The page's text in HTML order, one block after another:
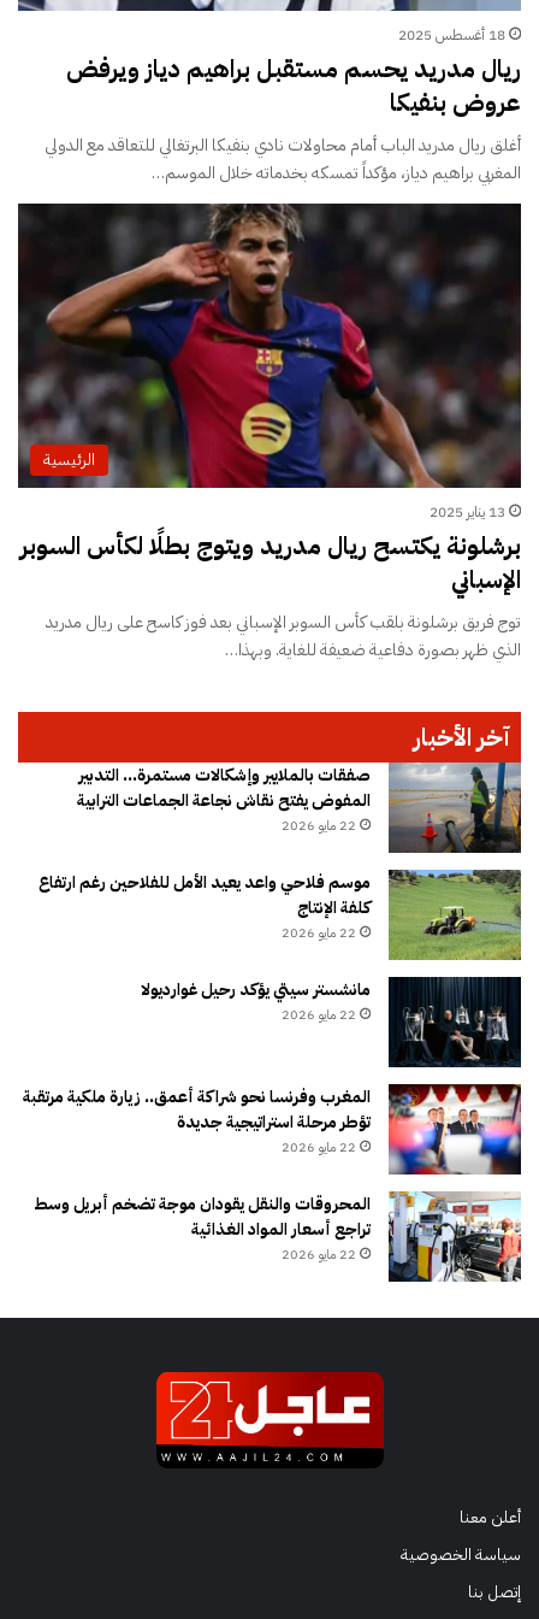
18 أغسطس 2025
ريال مدريد يحسم مستقبل براهيم دياز ويرفض
عروض بنفيكا
أغلق ريال مدريد الباب أمام محاولات نادي بنفيكا البرتغالي للتعاقد مع الدولي
المغربي براهيم دياز، مؤكداً تمسكه بخدماته خلال الموسم…
الرئيسية
13 يناير 2025
برشلونة يكتسح ريال مدريد ويتوج بطلًا لكأس السوبر
الإسباني
توج فريق برشلونة بلقب كأس السوبر الإسباني بعد فوز كاسح على ريال مدريد
الذي ظهر بصورة دفاعية ضعيفة للغاية. وبهذا…
آخر الأخبار
صفقات بالملايير وإشكالات مستمرة… التدبير
المفوض يفتح نقاش نجاعة الجماعات الترابية
22 مايو 2026
موسم فلاحي واعد يعيد الأمل للفلاحين رغم ارتفاع
كلفة الإنتاج
22 مايو 2026
مانشستر سيتي يؤكد رحيل غوارديولا
22 مايو 2026
المغرب وفرنسا نحو شراكة أعمق.. زيارة ملكية مرتقبة
تؤطر مرحلة استراتيجية جديدة
22 مايو 2026
المحروقات والنقل يقودان موجة تضخم أبريل وسط
تراجع أسعار المواد الغذائية
22 مايو 2026
أعلن معنا
سياسة الخصوصية
إتصل بنا